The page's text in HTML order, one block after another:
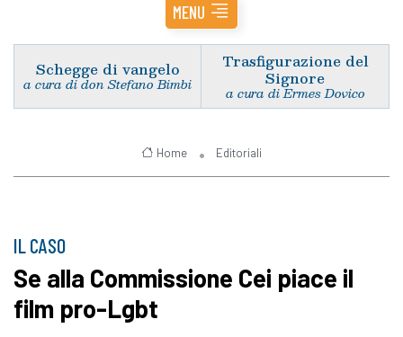
MENU
Schegge di vangelo
a cura di don Stefano Bimbi
Trasfigurazione del
Signore
a cura di Ermes Dovico
Home Editoriali
IL CASO
Se alla Commissione Cei piace il
film pro-Lgbt